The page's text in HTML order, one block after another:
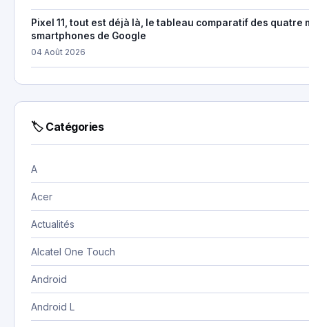
Pixel 11, tout est déjà là, le tableau comparatif des quatre
smartphones de Google
04 Août 2026
🏷 Catégories
A
Acer
Actualités
Alcatel One Touch
Android
Android L